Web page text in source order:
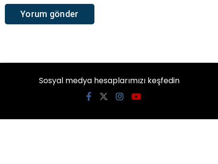
Sosyal medya hesaplarımızı keşfedin